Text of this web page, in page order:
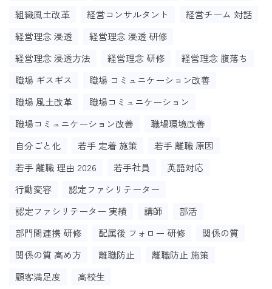
組織風土改革
経営コンサルタント
経営チーム 対話
経営理念 浸透
経営理念 浸透 研修
経営理念 浸透方法
経営理念 研修
経営理念 腹落ち
職場 ギスギス
職場 コミュニケーション改善
職場 風土改革
職場コミュニケーション
職場コミュニケーション改善
職場環境改善
自分ごと化
若手 定着 施策
若手 離職 原因
若手 離職 理由 2026
若手社員
英語対応
行動変容
認定ファシリテーター
認定ファシリテーター 実績
講師
部活
部門間連携 研修
配属後 フォロー 研修
関係の質
関係の質 高め方
離職防止
離職防止 施策
顧客満足度
高校生